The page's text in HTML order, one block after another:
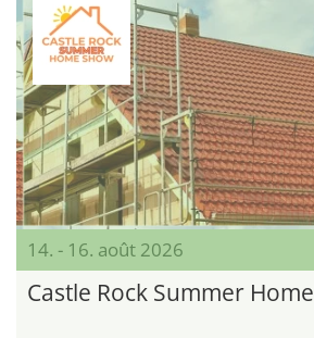
14. - 16. août 2026
Castle Rock Summer